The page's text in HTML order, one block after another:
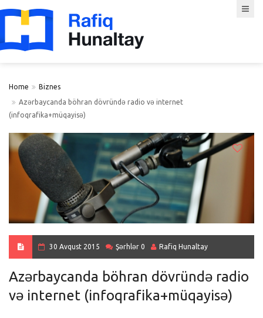
Home
Biznes
Azərbaycanda böhran dövründə radio və internet
(infoqrafika+müqayisə)
30 Avqust 2015 Şərhlər 0 Rafiq Hunaltay
Azərbaycanda böhran dövründə radio
və internet (infoqrafika+müqayisə)